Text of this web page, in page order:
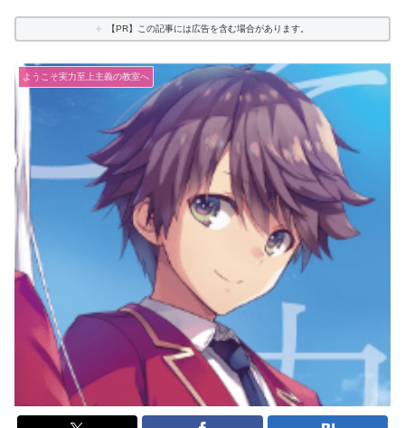
【PR】この記事には広告を含む場合があります。
ようこそ実力至上主義の教室へ